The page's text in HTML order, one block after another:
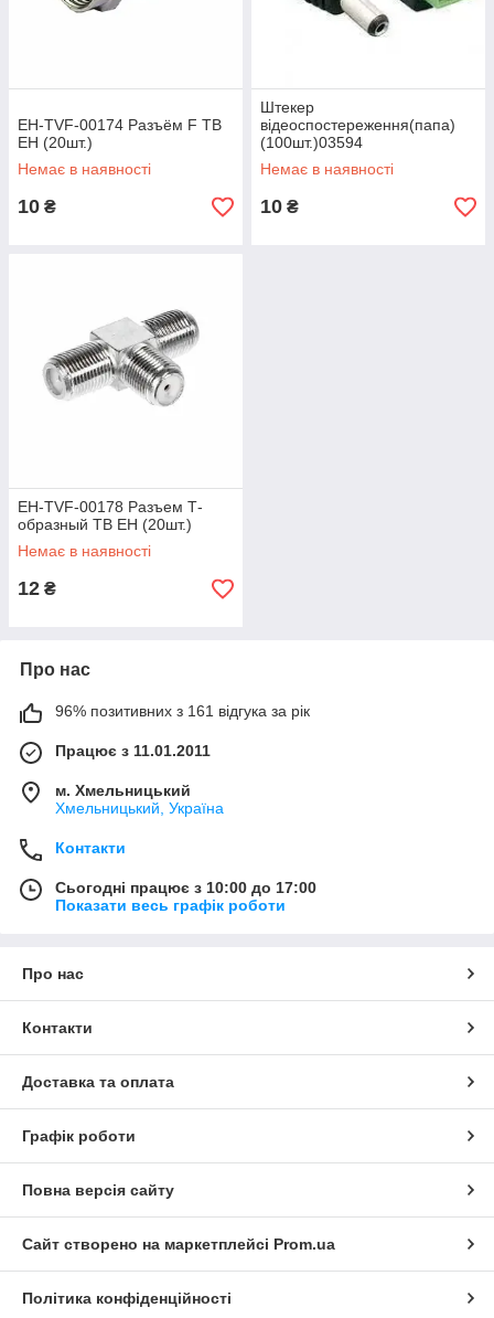
EH-TVF-00174 Разъём F ТВ
ЕН (20шт.)
Немає в наявності
10 ₴
Штекер
відеоспостереження(папа)
(100шт.)03594
Немає в наявності
10 ₴
EH-TVF-00178 Разъем Т-
образный ТВ ЕН (20шт.)
Немає в наявності
12 ₴
Про нас
96% позитивних з 161 відгука за рік
Працює з 11.01.2011
м. Хмельницький
Хмельницький, Україна
Контакти
Сьогодні працює з 10:00 до 17:00
Показати весь графік роботи
Про нас
Контакти
Доставка та оплата
Графік роботи
Повна версія сайту
Сайт створено на маркетплейсі Prom.ua
Політика конфіденційності